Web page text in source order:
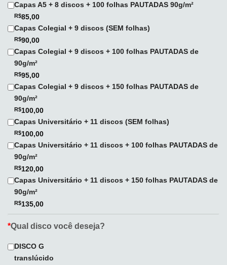
Capas A5 + 8 discos + 100 folhas PAUTADAS 90g/m²
R$85,00
Capas Colegial + 9 discos (SEM folhas)
R$90,00
Capas Colegial + 9 discos + 100 folhas PAUTADAS de
90g/m²
R$95,00
Capas Colegial + 9 discos + 150 folhas PAUTADAS de
90g/m²
R$100,00
Capas Universitário + 11 discos (SEM folhas)
R$100,00
Capas Universitário + 11 discos + 100 folhas PAUTADAS de
90g/m²
R$120,00
Capas Universitário + 11 discos + 150 folhas PAUTADAS de
90g/m²
R$135,00
*Qual disco você deseja?
DISCO G
translúcido